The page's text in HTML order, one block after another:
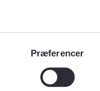
Præferencer